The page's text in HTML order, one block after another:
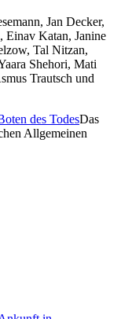
Jan Decker,
Katan, Janine
Tal Nitzan,
Shehori, Mati
Trautsch und
Das
Allgemeinen